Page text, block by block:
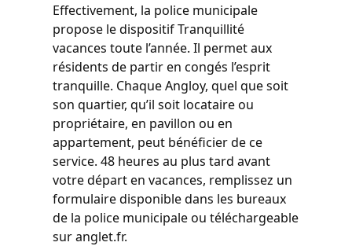
Effectivement, la police municipale
propose le dispositif Tranquillité
vacances toute l’année. Il permet aux
résidents de partir en congés l’esprit
tranquille. Chaque Angloy, quel que soit
son quartier, qu’il soit locataire ou
propriétaire, en pavillon ou en
appartement, peut bénéficier de ce
service. 48 heures au plus tard avant
votre départ en vacances, remplissez un
formulaire disponible dans les bureaux
de la police municipale ou téléchargeable
sur anglet.fr.